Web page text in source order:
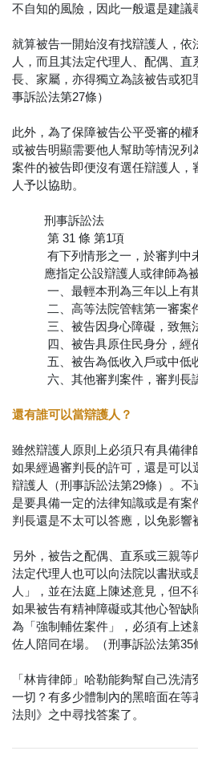
不自知的風險，因此一般還是建議
就算被告一開始沒有找辯護人，依
人，而且其法定代理人、配偶、
長、家屬，亦得獨立為該被告或犯
事訴訟法第27條）
此外，為了保障被告公平受審的
或被告明顯需要他人幫助等情況列
案件的被告即便沒有選任辯護人，
人予以協助。
刑事訴訟法
第 31 條 第1項
有下列情形之一，於審判中
應指定公設辯護人或律師為
一、最輕本刑為三年以上有
二、高等法院管轄第一審案
三、被告因身心障礙，致無
四、被告具原住民身分，經
五、被告為低收入戶或中低
六、其他審判案件，審判長
還有誰可以當辯護人？
雖然辯護人原則上必須只有具備律
如果經過審判長的許可，還是可以
辯護人（刑事訴訟法第29條）。
是要具備一定的法律知識或是有案
判長還是不太可以答應，以免影響
另外，被告之配偶、直系或三親
法定代理人也可以向法院以書狀或
人」，並在法庭上陳述意見，但不
如果被告有精神障礙或其他心智缺
為「強制輔佐案件」，必須有上述
佐人陪同在場。（刑事訴訟法第35
「林肯律師」哈勒能夠幫自己洗
一切？有多少體制內的黑暗面在等
法則》之中尋找答案了。